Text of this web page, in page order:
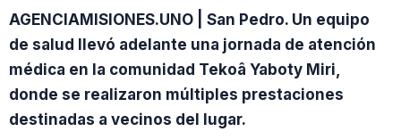
AGENCIAMISIONES.UNO | San Pedro. Un equipo
de salud llevó adelante una jornada de atención
médica en la comunidad Tekoâ Yaboty Miri,
donde se realizaron múltiples prestaciones
destinadas a vecinos del lugar.